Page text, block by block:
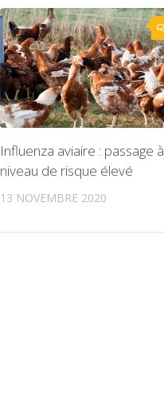
Influenza aviaire : passage à
niveau de risque élevé
13 NOVEMBRE 2020